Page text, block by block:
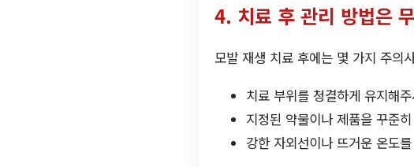
4. 치료 후 관리 방법은
모발 재생 치료 후에는 몇 가지 주의
치료 부위를 청결하게 유지해
지정된 약물이나 제품을 꾸준
강한 자외선이나 뜨거운 온도